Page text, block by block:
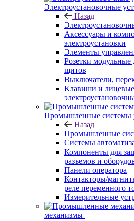
Электроустановочные
Назад
Аксессуары и
электроустановки
Элементы
Розетки модульные
щитов
Выключатели,
Клавиши и
Промышленные системы
Назад
Промышленные
Системы
Компоненты для
разъемов и
Панели оператора
Контакторы/
реле переменного
Измерительные
механизмы